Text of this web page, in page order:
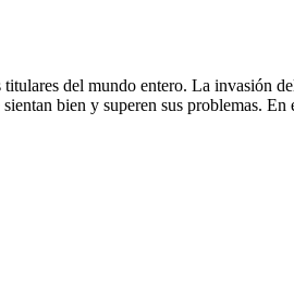
titulares del mundo entero. La
bien y superen sus problemas.